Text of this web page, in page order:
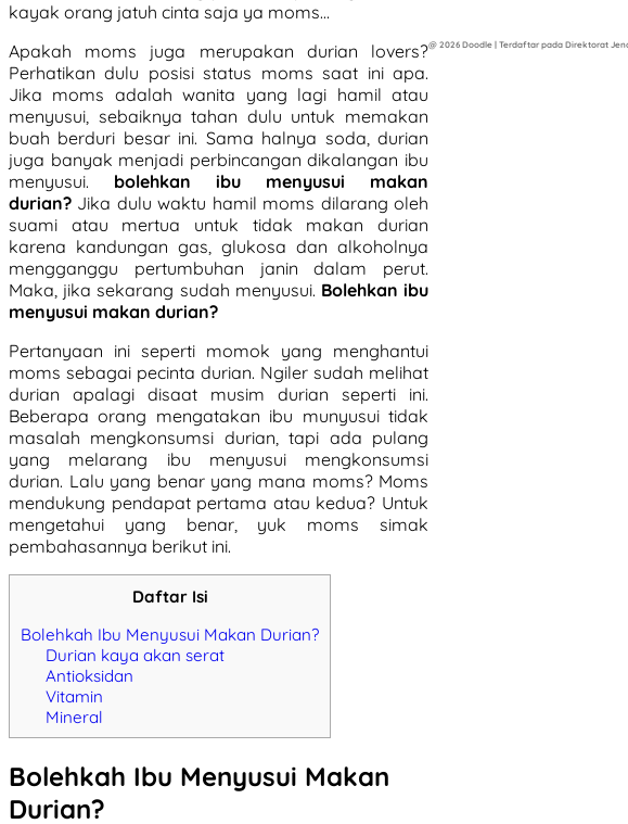
kayak orang jatuh cinta saja ya moms…
Apakah moms juga merupakan durian lovers?
Perhatikan dulu posisi status moms saat ini apa.
Jika moms adalah wanita yang lagi hamil atau
menyusui, sebaiknya tahan dulu untuk memakan
buah berduri besar ini. Sama halnya soda, durian
juga banyak menjadi perbincangan dikalangan ibu
menyusui. bolehkan ibu menyusui makan
durian? Jika dulu waktu hamil moms dilarang oleh
suami atau mertua untuk tidak makan durian
karena kandungan gas, glukosa dan alkoholnya
mengganggu pertumbuhan janin dalam perut.
Maka, jika sekarang sudah menyusui. Bolehkan ibu
menyusui makan durian?
Pertanyaan ini seperti momok yang menghantui
moms sebagai pecinta durian. Ngiler sudah melihat
durian apalagi disaat musim durian seperti ini.
Beberapa orang mengatakan ibu munyusui tidak
masalah mengkonsumsi durian, tapi ada pulang
yang melarang ibu menyusui mengkonsumsi
durian. Lalu yang benar yang mana moms? Moms
mendukung pendapat pertama atau kedua? Untuk
mengetahui yang benar, yuk moms simak
pembahasannya berikut ini.
Daftar Isi
Bolehkah Ibu Menyusui Makan Durian?
Durian kaya akan serat
Antioksidan
Vitamin
Mineral
Bolehkah Ibu Menyusui Makan
Durian?
@ 2026 Doodle | Terdaftar pada Direktorat